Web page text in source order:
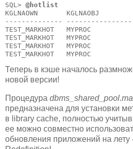
SQL> @hotlist
KGLNAOWN       KGLNAOBJ
--------------
TEST_MARKHOT   MYPROC
TEST_MARKHOT   MYPROC
TEST_MARKHOT   MYPROC
Теперь в кэше началось
новой версии!
Процедура
предназначена для установки
в library cache, полностью
ее можно совместно
обновления приложений на лету